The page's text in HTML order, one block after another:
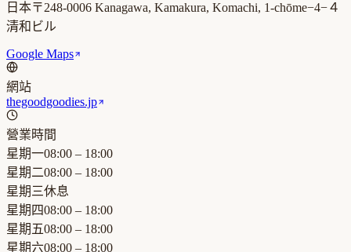
日本〒248-0006 Kanagawa, Kamakura, Komachi, 1-chōme−4−４
清和ビル
Google Maps
網站
thegoodgoodies.jp
營業時間
星期一08:00 – 18:00
星期二08:00 – 18:00
星期三休息
星期四08:00 – 18:00
星期五08:00 – 18:00
星期六08:00 – 18:00